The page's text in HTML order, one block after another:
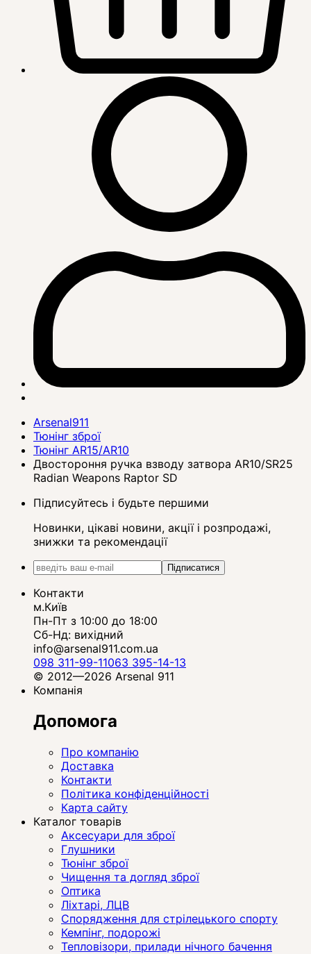
Arsenal911
Тюнінг зброї
Тюнінг AR15/AR10
Двостороння ручка взводу затвора AR10/SR25
Radian Weapons Raptor SD
Підписуйтесь і будьте першими
Новинки, цікаві новини, акції і розпродажі,
знижки та рекомендації
Підписатися
Контакти
м.Київ
Пн-Пт з 10:00 до 18:00
Сб-Нд: вихідний
info@arsenal911.com.ua
098 311-99-11063 395-14-13
© 2012—2026 Arsenal 911
Компанія
Допомога
Про компанію
Доставка
Контакти
Політика конфіденційності
Карта сайту
Каталог товарів
Аксесуари для зброї
Глушники
Тюнінг зброї
Чищення та догляд зброї
Оптика
Ліхтарі, ЛЦВ
Спорядження для стрілецького спорту
Кемпінг, подорожі
Тепловізори, прилади нічного бачення